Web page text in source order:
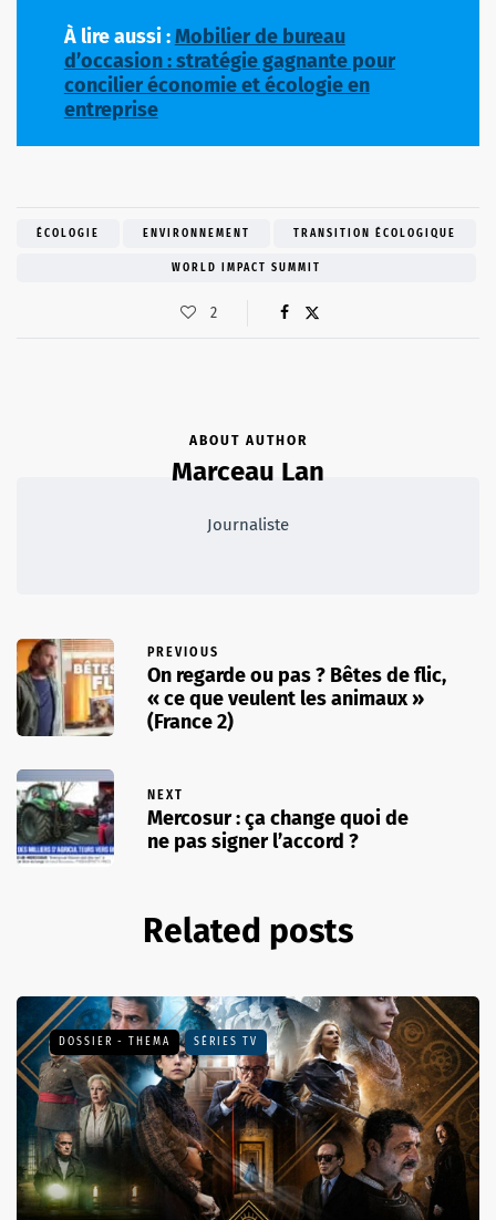
À lire aussi :Mobilier de bureau
d’occasion : stratégie gagnante pour
concilier économie et écologie en
entreprise
ÉCOLOGIE ENVIRONNEMENT TRANSITION ÉCOLOGIQUE
WORLD IMPACT SUMMIT
2
ABOUT AUTHOR
Marceau Lan
Journaliste
PREVIOUS
On regarde ou pas ? Bêtes de flic,
« ce que veulent les animaux »
(France 2)
NEXT
Mercosur : ça change quoi de
ne pas signer l’accord ?
Related posts
DOSSIER - THEMA SÉRIES TV